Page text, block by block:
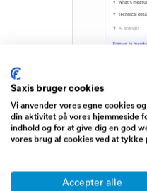
SaaS
Omsætning
Saxis bruger cookies
Vi anvender vores egne cookies
din aktivitet på vores hjemmeside
indhold og for at give dig en god
vores brug af cookies ved at tykke
Accepter alle